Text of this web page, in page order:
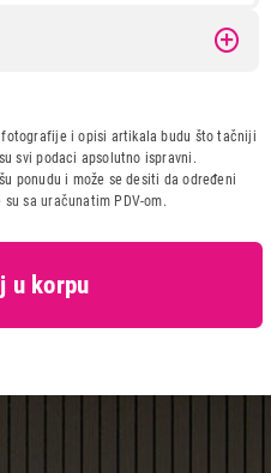
po osnovu zakona o
fotografije i opisi artikala budu što tačniji
svi podaci apsolutno ispravni.
ponudu i može se desiti da određeni
sa uračunatim PDV-om.
u korpu